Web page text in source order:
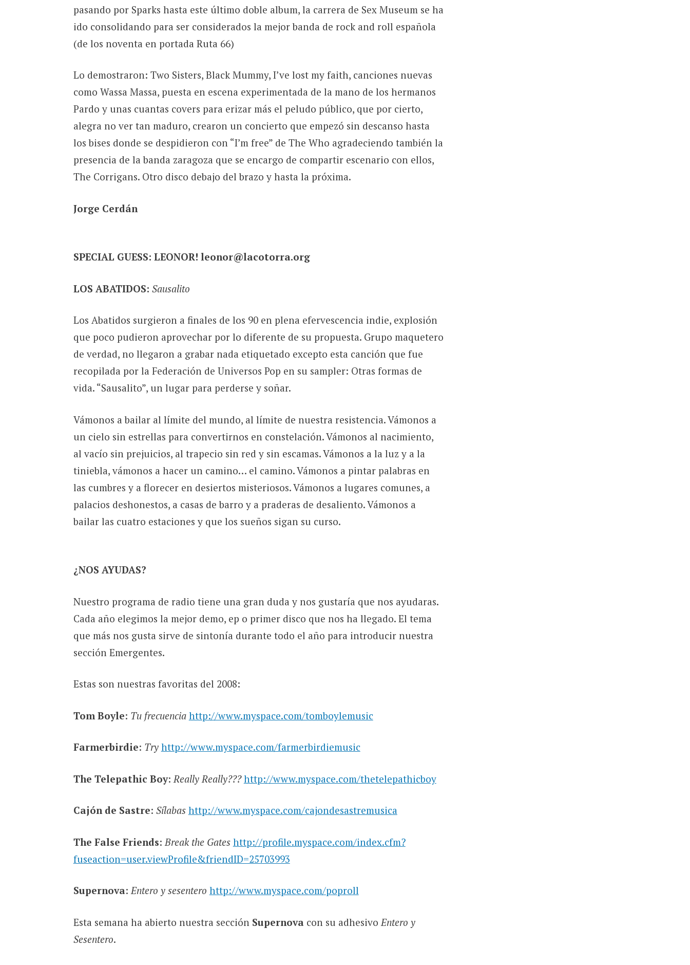
pasando por Sparks hasta este último doble album, la carrera de Sex Museum se ha
ido consolidando para ser considerados la mejor banda de rock and roll española
(de los noventa en portada Ruta 66)
Lo demostraron: Two Sisters, Black Mummy, I’ve lost my faith, canciones nuevas
como Wassa Massa, puesta en escena experimentada de la mano de los hermanos
Pardo y unas cuantas covers para erizar más el peludo público, que por cierto,
alegra no ver tan maduro, crearon un concierto que empezó sin descanso hasta
los bises donde se despidieron con “I’m free” de The Who agradeciendo también la
presencia de la banda zaragoza que se encargo de compartir escenario con ellos,
The Corrigans. Otro disco debajo del brazo y hasta la próxima.
Jorge Cerdán
SPECIAL GUESS: LEONOR! leonor@lacotorra.org
LOS ABATIDOS: Sausalito
Los Abatidos surgieron a finales de los 90 en plena efervescencia indie, explosión
que poco pudieron aprovechar por lo diferente de su propuesta. Grupo maquetero
de verdad, no llegaron a grabar nada etiquetado excepto esta canción que fue
recopilada por la Federación de Universos Pop en su sampler: Otras formas de
vida. “Sausalito”, un lugar para perderse y soñar.
Vámonos a bailar al límite del mundo, al límite de nuestra resistencia. Vámonos a
un cielo sin estrellas para convertirnos en constelación. Vámonos al nacimiento,
al vacío sin prejuicios, al trapecio sin red y sin escamas. Vámonos a la luz y a la
tiniebla, vámonos a hacer un camino… el camino. Vámonos a pintar palabras en
las cumbres y a florecer en desiertos misteriosos. Vámonos a lugares comunes, a
palacios deshonestos, a casas de barro y a praderas de desaliento. Vámonos a
bailar las cuatro estaciones y que los sueños sigan su curso.
¿NOS AYUDAS?
Nuestro programa de radio tiene una gran duda y nos gustaría que nos ayudaras.
Cada año elegimos la mejor demo, ep o primer disco que nos ha llegado. El tema
que más nos gusta sirve de sintonía durante todo el año para introducir nuestra
sección Emergentes.
Estas son nuestras favoritas del 2008:
Tom Boyle: Tu frecuencia http://www.myspace.com/tomboylemusic
Farmerbirdie: Try http://www.myspace.com/farmerbirdiemusic
The Telepathic Boy: Really Really??? http://www.myspace.com/thetelepathicboy
Cajón de Sastre: Sílabas http://www.myspace.com/cajondesastremusica
The False Friends: Break the Gates http://profile.myspace.com/index.cfm?
fuseaction=user.viewProfile&friendID=25703993
Supernova:Entero y sesentero http://www.myspace.com/poproll
Esta semana ha abierto nuestra sección Supernova con su adhesivo Entero y
Sesentero.